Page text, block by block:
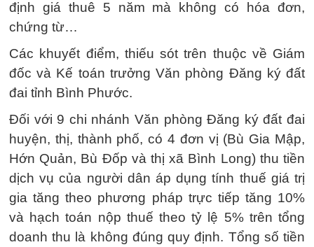
định giá thuê 5 năm mà không có hóa đơn,
chứng từ…
Các khuyết điểm, thiếu sót trên thuộc về Giám
đốc và Kế toán trưởng Văn phòng Đăng ký đất
đai tỉnh Bình Phước.
Đối với 9 chi nhánh Văn phòng Đăng ký đất đai
huyện, thị, thành phố, có 4 đơn vị (Bù Gia Mập,
Hớn Quản, Bù Đốp và thị xã Bình Long) thu tiền
dịch vụ của người dân áp dụng tính thuế giá trị
gia tăng theo phương pháp trực tiếp tăng 10%
và hạch toán nộp thuế theo tỷ lệ 5% trên tổng
doanh thu là không đúng quy định. Tổng số tiền